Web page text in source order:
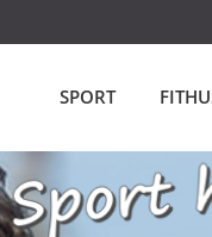
SPORT